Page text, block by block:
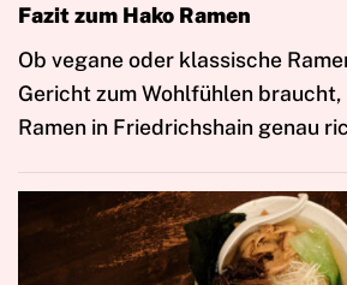
Fazit zum Hako Ramen
Ob vegane oder klassische
Gericht zum Wohlfühlen braucht,
Ramen in Friedrichshain genau